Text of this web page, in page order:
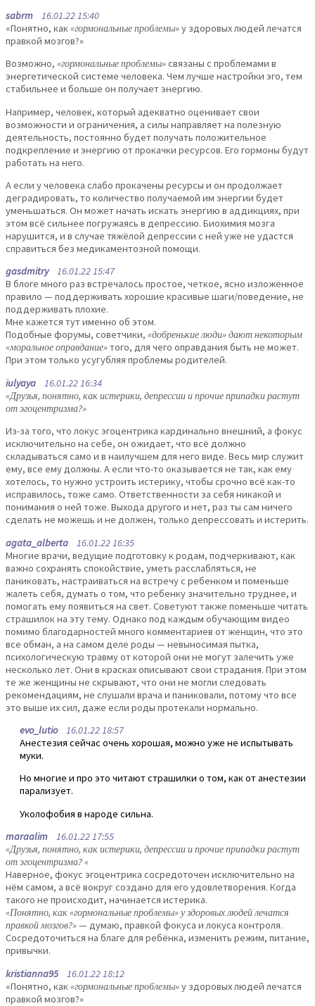
sabrm 16.01.22 15:40
«Понятно, как«гормональные проблемы»у здоровых людей лечатся
правкой мозгов?»
Возможно, «гормональные проблемы»связаны с проблемами в
энергетической системе человека. Чем лучше настройки эго, тем
стабильнее и больше он получает энергию.
Например, человек, который адекватно оценивает свои
возможности и ограничения, а силы направляет на полезную
деятельность, постоянно будет получать положительное
подкрепление и энергию от прокачки ресурсов. Его гормоны будут
работать на него.
А если у человека слабо прокачены ресурсы и он продолжает
деградировать, то количество получаемой им энергии будет
уменьшаться. Он может начать искать энергию в аддикциях, при
этом всё сильнее погружаясь в депрессию. Биохимия мозга
нарушится, и в случае тяжёлой депрессии с ней уже не удастся
справиться без медикаментозной помощи.
gasdmitry16.01.22 15:47
В блоге много раз встречалось простое, четкое, ясно изложенное
правило — поддерживать хорошие красивые шаги/поведение, не
поддерживать плохие.
Мне кажется тут именно об этом.
Подобные форумы, советчики, «добренькие люди» дают некоторым
«моральное оправдание»того, для чего оправдания быть не может.
При этом только усугубляя проблемы родителей.
iulyaya 16.01.22 16:34
«Друзья, понятно, как истерики, депрессии и прочие припадки растут
от эгоцентризма?»
Из-за того, что локус эгоцентрика кардинально внешний, а фокус
исключительно на себе, он ожидает, что всё должно
складываться само и в наилучшем для него виде. Весь мир служит
ему, все ему должны. А если что-то оказывается не так, как ему
хотелось, то нужно устроить истерику, чтобы срочно всё как-то
исправилось, тоже само. Ответственности за себя никакой и
понимания о ней тоже. Выхода другого и нет, раз ты сам ничего
сделать не можешь и не должен, только депрессовать и истерить.
agata_alberta 16.01.22 16:35
Многие врачи, ведущие подготовку к родам, подчеркивают, как
важно сохранять спокойствие, уметь расслабляться, не
паниковать, настраиваться на встречу с ребенком и поменьше
жалеть себя, думать о том, что ребенку значительно труднее, и
помогать ему появиться на свет. Советуют также поменьше читать
страшилок на эту тему. Однако под каждым обучающим видео
помимо благодарностей много комментариев от женщин, что это
все обман, а на самом деле роды — невыносимая пытка,
психологическую травму от которой они не могут залечить уже
несколько лет. Они в красках описывают свои страдания. При этом
те же женщины не скрывают, что они не могли следовать
рекомендациям, не слушали врача и паниковали, потому что все
это выше их сил, даже если роды протекали нормально.
evo_lutio16.01.22 18:57
Анестезия сейчас очень хорошая, можно уже не испытывать
муки.
Но многие и про это читают страшилки о том, как от анестезии
парализует.
Уколофобия в народе сильна.
maraalim 16.01.22 17:55
«Друзья, понятно, как истерики, депрессии и прочие припадки растут
от эгоцентризма? «
Наверное, фокус эгоцентрика сосредоточен исключительно на
нём самом, а всё вокруг создано для его удовлетворения. Когда
такого не происходит, начинается истерика.
«Понятно, как «гормональные проблемы» у здоровых людей лечатся
правкой мозгов?»— думаю, правкой фокуса и локуса контроля.
Сосредоточиться на благе для ребёнка, изменить режим, питание,
привычки.
kristianna9516.01.22 18:12
«Понятно, как«гормональные проблемы»у здоровых людей лечатся
правкой мозгов?»